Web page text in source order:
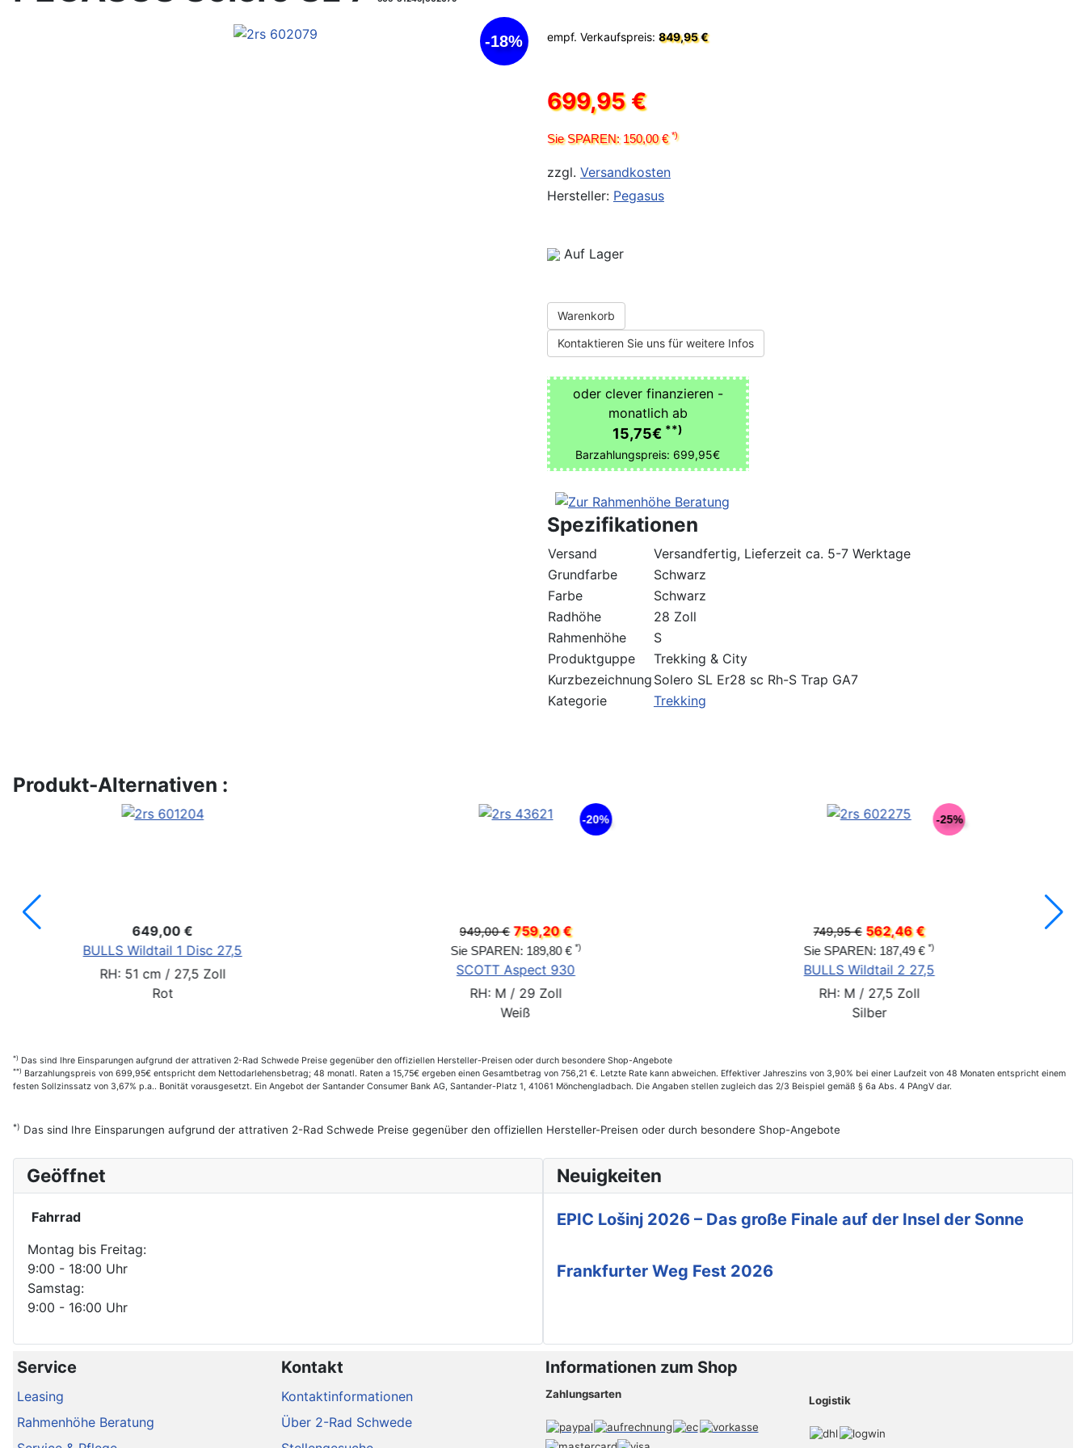
-18% empf. Verkaufspreis: 849,95 €
699,95 €
Sie SPAREN: 150,00 €*)
zzgl. Versandkosten
Hersteller: Pegasus
Auf Lager
Warenkorb
Kontaktieren Sie uns für weitere Infos
oder clever finanzieren -
monatlich ab
15,75€ **)
Barzahlungspreis: 699,95€
Spezifikationen
Versand
Versandfertig, Lieferzeit ca. 5-7 Werktage
Grundfarbe
Schwarz
Farbe
Schwarz
Radhöhe
28 Zoll
Rahmenhöhe
S
Produktguppe
Trekking & City
Kurzbezeichnung Solero SL Er28 sc Rh-S Trap GA7
Kategorie
Trekking
Produkt-Alternativen :
Sie SPAREN: 187,49 €
BULLS Copperhead 3 27,5
599,96 €
BULLS Wildtail 2 Disc 29
*) Das sind Ihre Einsparungen aufgrund der attrativen 2-Rad Schwede Preise gegenüber den offiziellen Hersteller-Preisen oder durch besondere Shop-Angebote
**) Barzahlungspreis von 699,95€ entspricht dem Nettodarlehensbetrag; 48 monatl. Raten a 15,75€ ergeben einen Gesamtbetrag von 756,21 €. Letzte Rate kann abweichen. Effektiver Jahreszins von 3,90% bei einer Laufzeit von 48 Monaten entspricht einem
festen Sollzinssatz von 3,67% p.a.. Bonität vorausgesetzt. Ein Angebot der Santander Consumer Bank AG, Santander-Platz 1, 41061 Mönchengladbach. Die Angaben stellen zugleich das 2/3 Beispiel gemäß § 6a Abs. 4 PAngV dar.
*) Das sind Ihre Einsparungen aufgrund der attrativen 2-Rad Schwede Preise gegenüber den offiziellen Hersteller-Preisen oder durch besondere Shop-Angebote
Geöffnet
Fahrrad
Montag bis Freitag:
9:00 - 18:00 Uhr
Samstag:
9:00 - 16:00 Uhr
Neuigkeiten
EPIC Lošinj 2026 – Das große Finale auf der Insel der Sonne
Frankfurter Weg Fest 2026
Service
Leasing
Rahmenhöhe Beratung
Kontakt
Kontaktinformationen
Über 2-Rad Schwede
Informationen zum Shop
Zahlungsarten Logistik